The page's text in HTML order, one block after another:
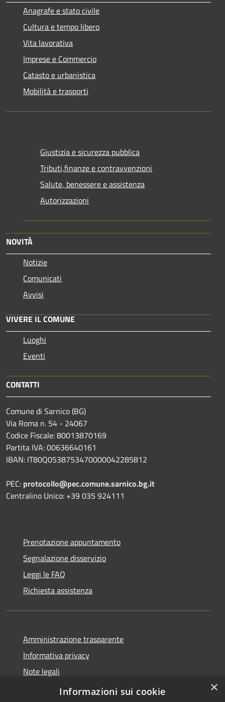
Anagrafe e stato civile
Cultura e tempo libero
Vita lavorativa
Imprese e Commercio
Catasto e urbanistica
Mobilità e trasporti
Giustizia e sicurezza pubblica
Tributi,finanze e contravvenzioni
Salute, benessere e assistenza
Autorizzazioni
NOVITÀ
Notizie
Comunicati
Avvisi
VIVERE IL COMUNE
Luoghi
Eventi
CONTATTI
Comune di Sarnico (BG)
Via Roma n. 54 - 24067
Codice Fiscale: 80013870169
Partita IVA: 00636640161
IBAN: IT80Q0538753470000042285812
PEC: protocollo@pec.comune.sarnico.bg.it
Centralino Unico: +39 035 924111
Prenotazione appuntamento
Segnalazione disservizio
Leggi le FAQ
Richiesta assistenza
Amministrazione trasparente
Informativa privacy
Note legali
Dichiarazione di accessibilità
×
Informazioni sui cookie